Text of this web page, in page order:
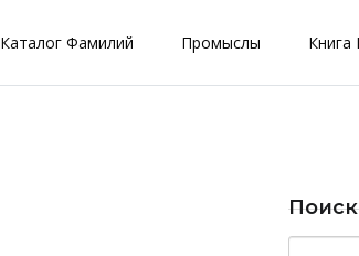
Каталог Фамилий Промыслы Книга